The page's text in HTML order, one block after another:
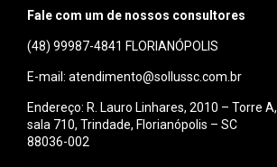
Fale com um de nossos consultores
(48) 99987-4841 FLORIANÓPOLIS
E-mail: atendimento@sollussc.com.br
Endereço: R. Lauro Linhares, 2010 – Torre A,
sala 710, Trindade, Florianópolis – SC
88036-002